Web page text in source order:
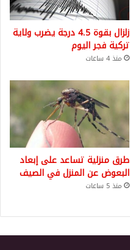
زلزال بقوة 4.5 درجة يضرب ولاية
تركية فجر اليوم
منذ 4 ساعات
طرق منزلية تساعد على إبعاد
البعوض عن المنزل في الصيف
منذ 5 ساعات